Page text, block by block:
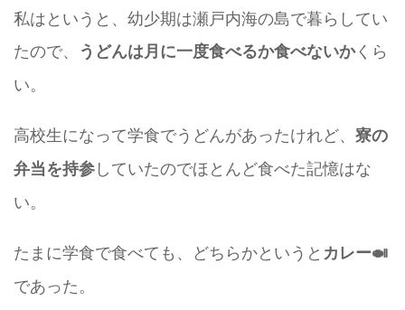
私はというと、幼少期は瀬戸内海の島で暮らしてい
たので、
うどんは月に一度食べるか食べないかくら
い。
高校生になって学食でうどんがあったけれど、 寮の
弁当を持参していたのでほとんど食べた記憶はな
い。
たまに学食で食べても、どちらかというと カレー🍛
であった。